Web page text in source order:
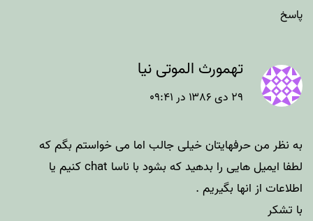
پاسخ
تهمورث الموتی نیا
۲۹ دی ۱۳۸۶ در ۰۹:۴۱
به نظر من حرفهایتان خیلی جالب اما می خواستم بگم که
لطفا ایمیل هایی را بدهید که بشود با ناسا chat کنیم یا
اطلاعات از انها بگیریم .
با تشکر